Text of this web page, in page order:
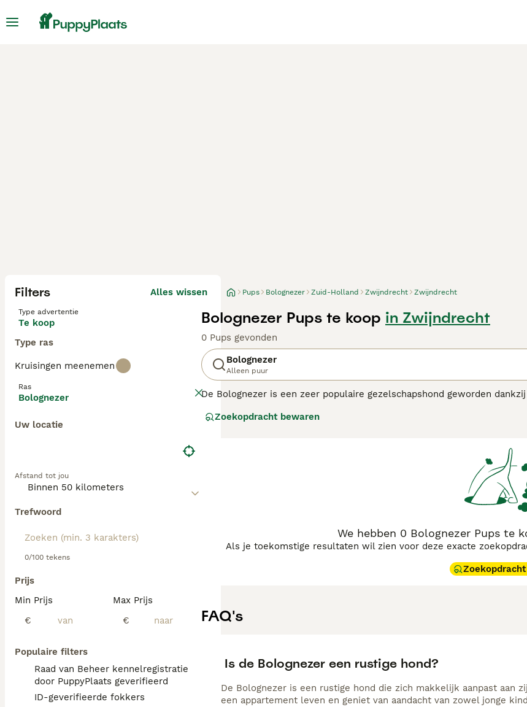
Filters Alles wissen
Type advertentie
Te koop
Type ras
Kruisingen meenemen
Ras
Bolognezer
Uw locatie
Afstand tot jou
Trefwoord
0/100 tekens
Prijs
Min Prijs
€
Max Prijs
€
Populaire filters
Raad van Beheer kennelregistratie
door PuppyPlaats geverifieerd
ID-geverifieerde fokkers
Pups Bolognezer Zuid-Holland Zwijndrecht Zwijndrecht
Bolognezer Pups te koop in Zwijndrecht
0 Pups gevonden
Bolognezer
Alleen puur
De Bolognezer is een zeer populaire gezelschapshond geworden
intelligentie, loyaliteit en het feit dat ze zich uitstekend kunnen
voor informatie over dit hondenras.
Zoekopdracht bewaren
We hebben 0 Bolognezer Pups te
Als je toekomstige resultaten wil zien voor deze exacte
FAQ's
Is de Bolognezer een rustige hond?
De Bolognezer is een rustige hond die zich makkelijk aanpast aan
een appartement leven en geniet van aandacht van zowel jonge